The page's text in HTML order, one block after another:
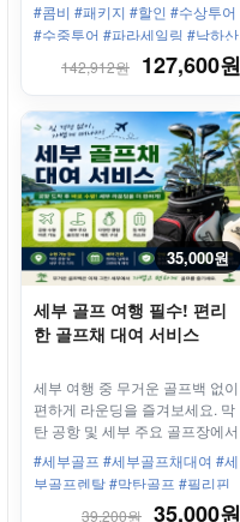
#콤비 #패키지 #할인 #수상투어
#수중투어 #파라세일링 #낙하산
#헬멧다이빙 #씨워크
142,912원 127,600원
35,000원
세부 골프 여행 필수! 편리
한 골프채 대여 서비스
세부 여행 중 무거운 골프백 없이
편하게 라운딩을 즐겨보세요. 막
탄 공항 및 세부 주요 골프장에서
이용 가능한 골프채 대여 서비스
로, 골프 예약 고객에 한해 편리
하게 제공됩니다.
#세부골프 #세부골프채대여 #세
부골프렌탈 #막탄골프 #필리핀
골프여행 #세부라운딩
39,200원 35,000원